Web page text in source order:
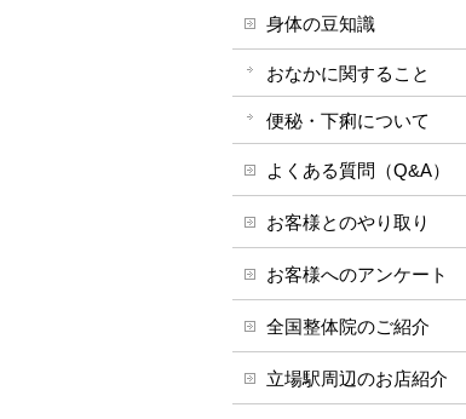
身体の豆知識
おなかに関すること
便秘・下痢について
よくある質問（Q&A）
お客様とのやり取り
お客様へのアンケート
全国整体院のご紹介
立場駅周辺のお店紹介